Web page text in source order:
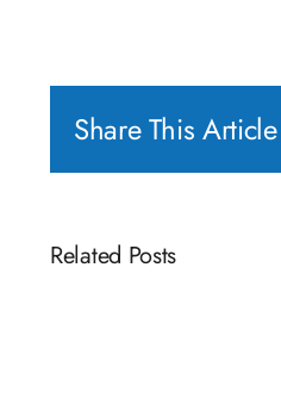
Share This Article
Related Posts